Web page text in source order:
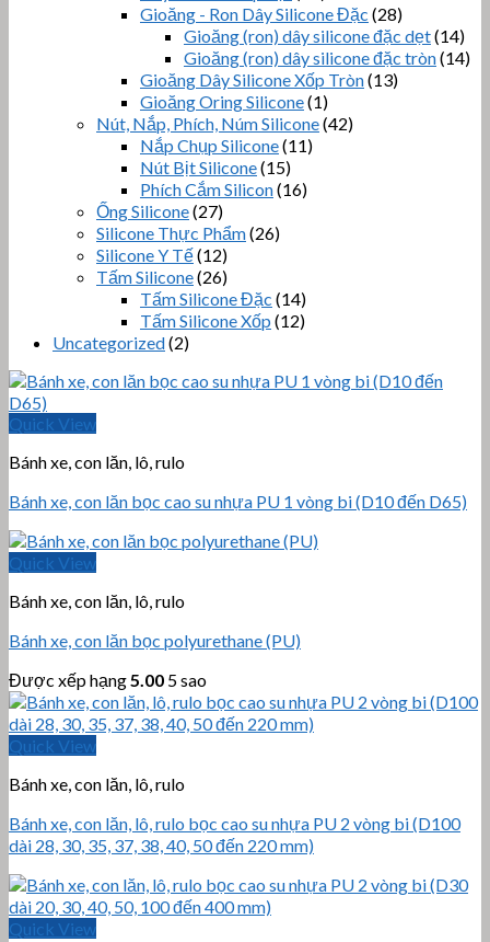
Gioăng - Ron Dây Silicone Đặc (28)
Gioăng (ron) dây silicone đặc dẹt(14)
Gioăng (ron) dây silicone đặc tròn(14)
Gioăng Dây Silicone Xốp Tròn(13)
Gioăng Oring Silicone(1)
Nút, Nắp, Phích, Núm Silicone(42)
Nắp Chụp Silicone(11)
Nút Bịt Silicone(15)
Phích Cắm Silicon(16)
Ống Silicone(27)
Silicone Thực Phẩm(26)
Silicone Y Tế(12)
Tấm Silicone(26)
Tấm Silicone Đặc (14)
Tấm Silicone Xốp (12)
Uncategorized(2)
Quick View
Bánh xe, con lăn, lô, rulo
Bánh xe, con lăn bọc cao su nhựa PU 1 vòng bi (D10 đến D65)
Quick View
Bánh xe, con lăn, lô, rulo
Bánh xe, con lăn bọc polyurethane (PU)
Được xếp hạng5.00 5 sao
Quick View
Bánh xe, con lăn, lô, rulo
Bánh xe, con lăn, lô, rulo bọc cao su nhựa PU 2 vòng bi (D100
dài 28, 30, 35, 37, 38, 40, 50 đến 220 mm)
Quick View